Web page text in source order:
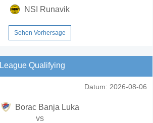
NSI Runavik
Sehen Vorhersage
Qualifying
Datum: 2026-08-06
Borac Banja Luka
vs